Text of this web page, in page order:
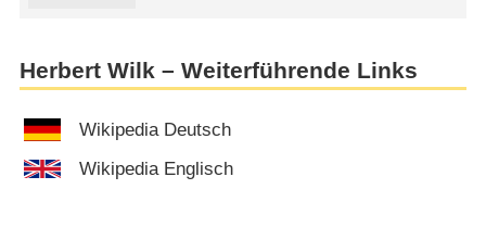
Herbert Wilk – Weiterführende Links
Wikipedia Deutsch
Wikipedia Englisch